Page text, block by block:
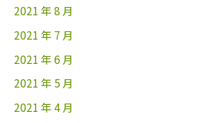
2021 年 8 月
2021 年 7 月
2021 年 6 月
2021 年 5 月
2021 年 4 月